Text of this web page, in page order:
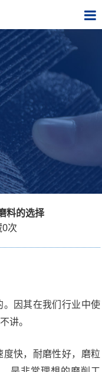
料的选择
0次
因其在我们行业中使
讲。
快，耐磨性好，磨粒